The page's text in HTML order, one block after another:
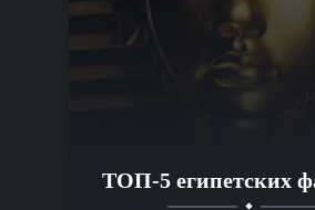
ТОП-5 египетских